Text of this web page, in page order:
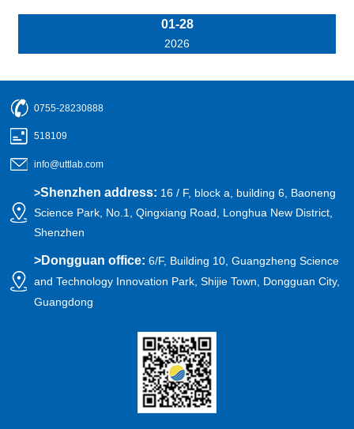
01-28
2026
0755-28230888
518109
info@uttlab.com
>Shenzhen address: 16 / F, block a, building 6, Baoneng
Science Park, No.1, Qingxiang Road, Longhua New District,
Shenzhen
>Dongguan office:6/F, Building 10, Guangzheng Science
and Technology Innovation Park, Shijie Town, Dongguan City,
Guangdong